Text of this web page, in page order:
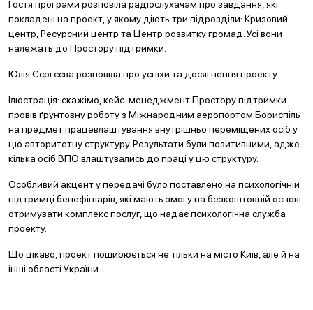
Гостя програми розповіла радіослухачам про завдання, які
покладені на проект, у якому діють три підрозділи: Кризовий
центр, Ресурсний центр та Центр розвитку громад. Усі вони
належать до Простору підтримки.
Юлія Сєргєєва розповіла про успіхи та досягнення проекту.
Ілюстрація: скажімо, кейс-менеджмент Простору підтримки
провів ґрунтовну роботу з Міжнародним аеропортом Бориспіль
на предмет працевлаштування внутрішньо переміщених осіб у
цю авторитетну структуру. Результати були позитивними, адже
кілька осіб ВПО влаштувались до праці у цю структуру.
Особливий акцент у передачі було поставлено на психологічній
підтримці бенефіціарів, які мають змогу на безкоштовній основі
отримувати комплекс послуг, що надає психологічна служба
проекту.
Що цікаво, проект поширюється не тільки на місто Київ, але й на
інші області України.